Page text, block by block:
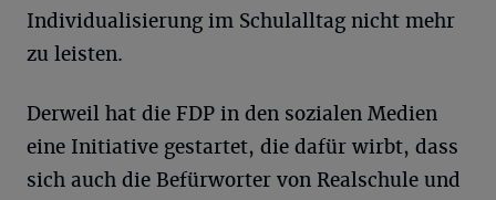
Individualisierung im Schulalltag nicht mehr
zu leisten.
Derweil hat die FDP in den sozialen Medien
eine Initiative gestartet, die dafür wirbt, dass
sich auch die Befürworter von Realschule und